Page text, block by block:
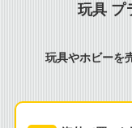
玩具 プ
玩具やホビーを